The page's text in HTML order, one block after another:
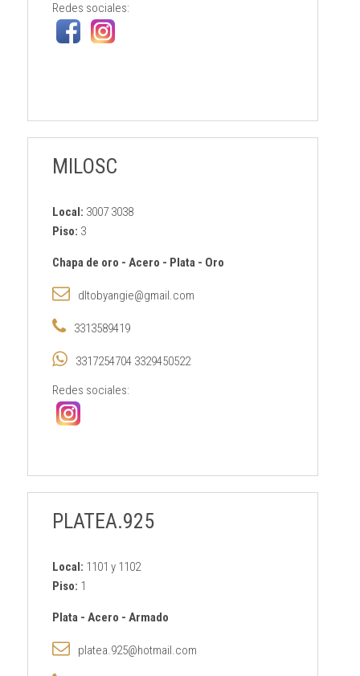
Redes sociales:
MILOSC
Local: 3007 3038
Piso: 3
Chapa de oro - Acero - Plata- Oro
dltobyangie@gmail.com
3313589419
3317254704 3329450522
Redes sociales:
PLATEA.925
Local: 1101 y 1102
Piso: 1
Plata- Acero - Armado
platea.925@hotmail.com